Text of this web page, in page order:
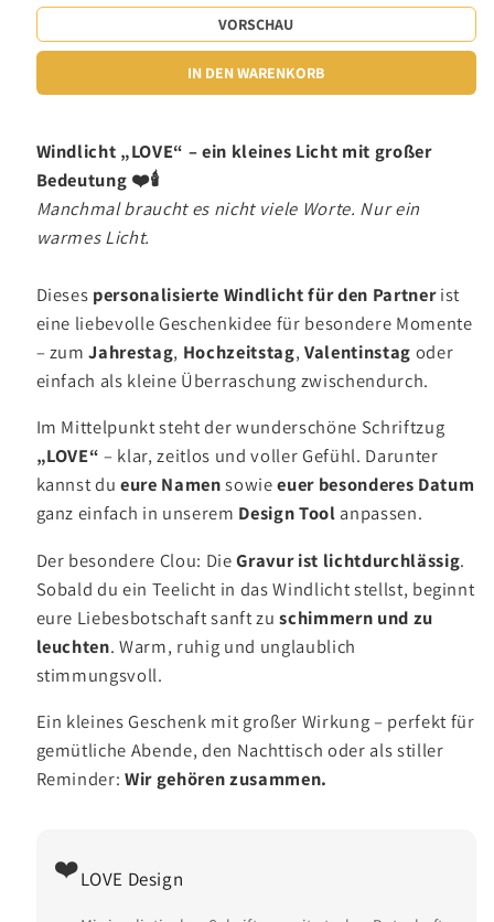
VORSCHAU
IN DEN WARENKORB
Windlicht „LOVE“ – ein kleines Licht mit großer
Bedeutung ❤️🕯️
Manchmal braucht es nicht viele Worte. Nur ein
warmes Licht.
Dieses personalisierte Windlicht für den Partnerist
eine liebevolle Geschenkidee für besondere Momente
– zumJahrestag, Hochzeitstag, Valentinstag oder
einfach als kleine Überraschung zwischendurch.
Im Mittelpunkt steht der wunderschöne Schriftzug
„LOVE“ – klar, zeitlos und voller Gefühl. Darunter
kannst dueure Namensowieeuer besonderes Datum
ganz einfach in unserem Design Tool anpassen.
Der besondere Clou: DieGravur ist lichtdurchlässig.
Sobald du ein Teelicht in das Windlicht stellst, beginnt
eure Liebesbotschaft sanft zuschimmern und zu
leuchten. Warm, ruhig und unglaublich
stimmungsvoll.
Ein kleines Geschenk mit großer Wirkung – perfekt für
gemütliche Abende, den Nachttisch oder als stiller
Reminder:Wir gehören zusammen.
❤️LOVE Design